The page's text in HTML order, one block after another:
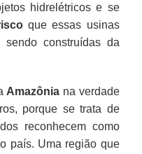
hidrelétricos e se
que essas usinas
sendo construídas da
Amazônia na verdade
porque se trata de
reconhecem como
país. Uma região que